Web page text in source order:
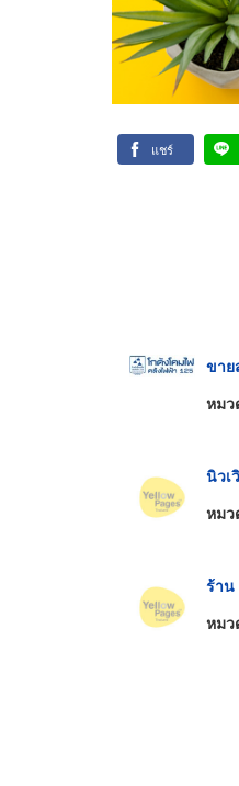
แชร์
ขาย
หมว
นิวเ
หมว
ร้า
หมว